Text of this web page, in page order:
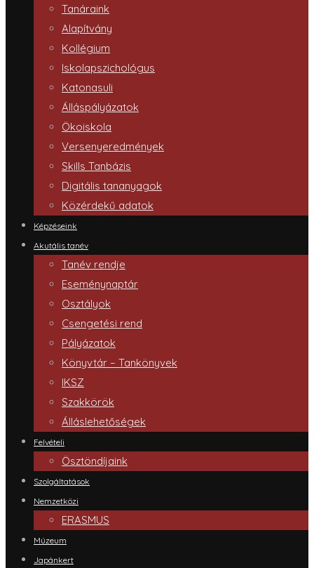
Tanáraink
Alapítvány
Kollégium
Iskolapszichológus
Katonasuli
Álláspályázatok
Ökoiskola
Versenyeredmények
Skills Tanbázis
Digitális tananyagok
Közérdekű adatok
Képzéseink
Akutális tanév
Tanév rendje
Eseménynaptár
Osztályok
Csengetési rend
Pályázatok
Könyvtár – Tankönyvek
IKSZ
Szakkörök
Álláslehetőségek
Felvételi
Ösztöndíjaink
Szolgáltatások
Nemzetközi
ERASMUS
Múzeum
Japánkert